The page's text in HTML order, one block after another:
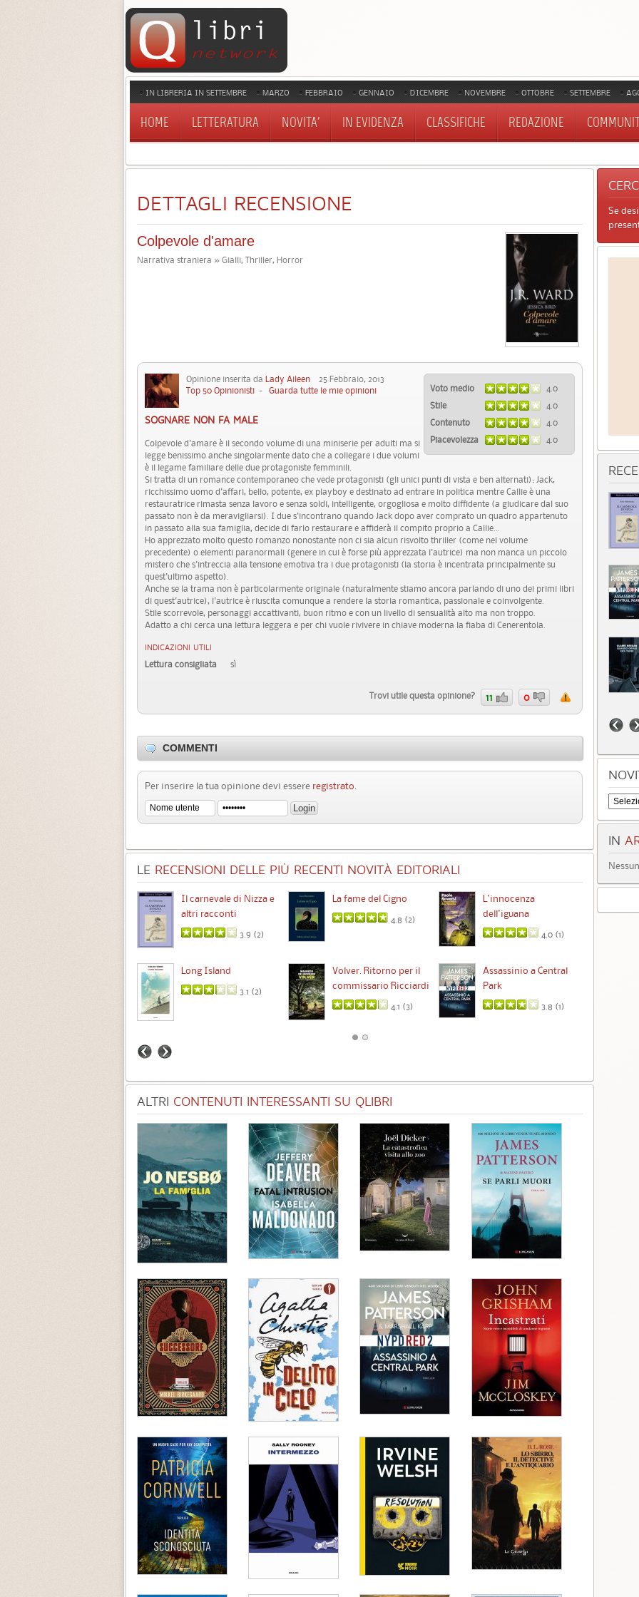
IN LIBRERIA IN SETTEMBRE MARZO FEBBRAIO GENNAIO DICEMBRE NOVEMBRE OTTOBRE SETTEMBRE
HOME LETTERATURA NOVITA' IN EVIDENZA CLASSIFICHE REDAZIONE
DETTAGLI RECENSIONE
Colpevole d'amare
Narrativa straniera » Gialli, Thriller, Horror
Voto medio
4.0
Stile
4.0
Contenuto
4.0
Piacevolezza
4.0
Opinione inserita da Lady Aileen 25 Febbraio, 2013
Top 50 Opinionisti - Guarda tutte le mie opinioni
SOGNARE NON FA MALE
Colpevole d'amare è il secondo volume di una miniserie per adulti ma si
legge benissimo anche singolarmente dato che a collegare i due volumi
è il legame familiare delle due protagoniste femminili.
Si tratta di un romance contemporaneo che vede protagonisti (gli unici punti di vista e ben alternati): Jack,
ricchissimo uomo d'affari, bello, potente, ex playboy e destinato ad entrare in politica mentre Callie è una
restauratrice rimasta senza lavoro e senza soldi, intelligente, orgogliosa e molto diffidente (a giudicare dal suo
passato non è da meravigliarsi). I due s'incontrano quando Jack dopo aver comprato un quadro appartenuto
in passato alla sua famiglia, decide di farlo restaurare e affiderà il compito proprio a Callie...
Ho apprezzato molto questo romanzo nonostante non ci sia alcun risvolto thriller (come nel volume
precedente) o elementi paranormali (genere in cui è forse più apprezzata l'autrice) ma non manca un piccolo
mistero che s'intreccia alla tensione emotiva tra i due protagonisti (la storia è incentrata principalmente su
quest'ultimo aspetto).
Anche se la trama non è particolarmente originale (naturalmente stiamo ancora parlando di uno dei primi libri
di quest'autrice), l'autrice è riuscita comunque a rendere la storia romantica, passionale e coinvolgente.
Stile scorrevole, personaggi accattivanti, buon ritmo e con un livello di sensualità alto ma non troppo.
Adatto a chi cerca una lettura leggera e per chi vuole rivivere in chiave moderna la fiaba di Cenerentola.
INDICAZIONI UTILI
Lettura consigliata sì
Trovi utile questa opinione? 11 0
COMMENTI
Per inserire la tua opinione devi essere registrato
LE RECENSIONI DELLE PIÙ RECENTI NOVITÀ EDITORIALI
Il carnevale di Nizza e
altri racconti
3.9 (2)
La fame del Cigno
4.8 (2)
L'innocenza
dell'iguana
4.0 (1)
Long Island
3.1 (2)
Volver. Ritorno per il
commissario Ricciardi
4.1 (3)
Assassinio a Central
Park
3.8 (1)
ALTRI CONTENUTI INTERESSANTI SU QLIBRI
Se
IN